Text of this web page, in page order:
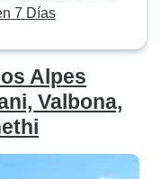
7 Días
Alpes
Valbona,